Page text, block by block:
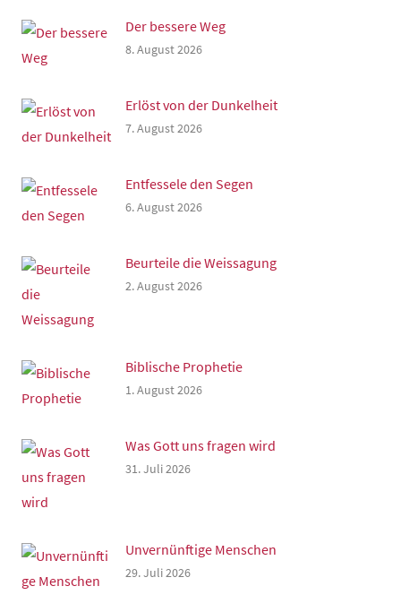
Der bessere Weg
8. August 2026
Erlöst von der Dunkelheit
7. August 2026
Entfessele den Segen
6. August 2026
Beurteile die Weissagung
2. August 2026
Biblische Prophetie
1. August 2026
Was Gott uns fragen wird
31. Juli 2026
Unvernünftige Menschen
29. Juli 2026